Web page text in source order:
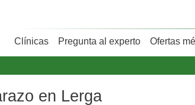
Clínicas Pregunta al experto Ofertas
en Lerga